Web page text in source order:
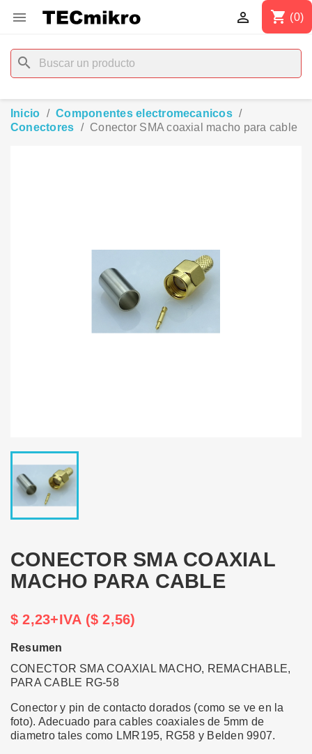
 shopping_cart (0)

search
Inicio
Componentes electromecanicos
Conectores
Conector SMA coaxial macho para cable
CONECTOR SMA COAXIAL
MACHO PARA CABLE
$ 2,23+IVA ($ 2,56)
Resumen
CONECTOR SMA COAXIAL MACHO, REMACHABLE,
PARA CABLE RG-58
Conector y pin de contacto dorados (como se ve en la
foto). Adecuado para cables coaxiales de 5mm de
diametro tales como LMR195, RG58 y Belden 9907.